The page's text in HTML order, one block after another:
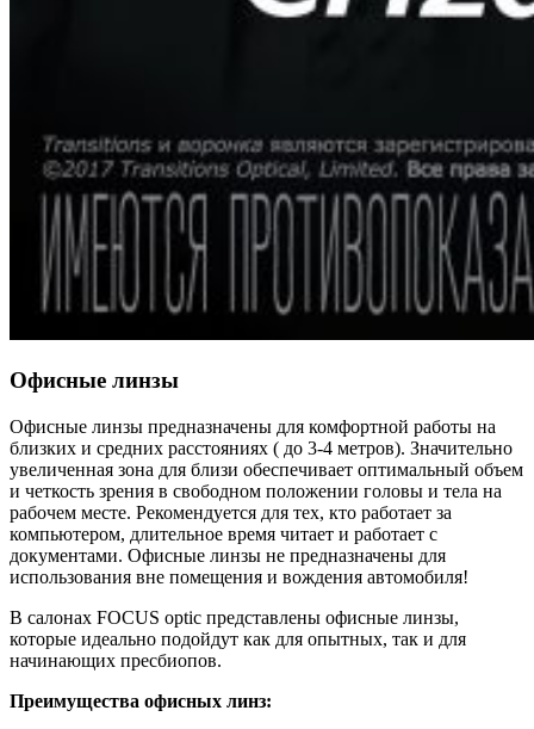
Офисные линзы
Офисные линзы предназначены для комфортной работы на
близких и средних расстояниях ( до 3-4 метров). Значительно
увеличенная зона для близи обеспечивает оптимальный объем
и четкость зрения в свободном положении головы и тела на
рабочем месте. Рекомендуется для тех, кто работает за
компьютером, длительное время читает и работает с
документами. Офисные линзы не предназначены для
использования вне помещения и вождения автомобиля!
В салонах FOCUS optic представлены офисные линзы,
которые идеально подойдут как для опытных, так и для
начинающих пресбиопов.
Преимущества офисных линз: